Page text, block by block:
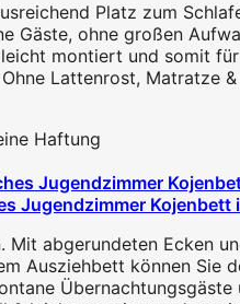
Platz zum
Gäste, ohne großen
montiert und somit
Lattenrost, Matratze
Haftung
Jugendzimmer
abgerundeten Ecken
Ausziehbett können Sie